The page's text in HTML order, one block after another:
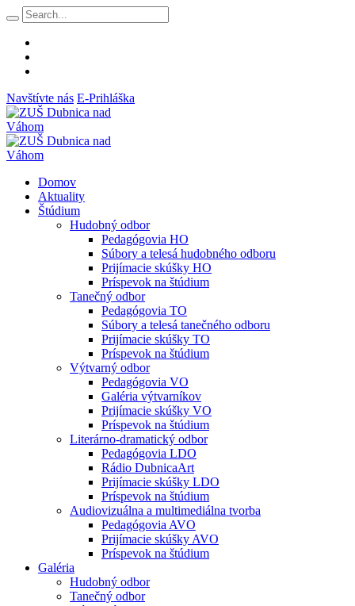
Navštívte nás E-Prihláška
Domov
Aktuality
Štúdium
Hudobný odbor
Pedagógovia HO
Súbory a telesá hudobného odboru
Prijímacie skúšky HO
Príspevok na štúdium
Tanečný odbor
Pedagógovia TO
Súbory a telesá tanečného odboru
Prijímacie skúšky TO
Príspevok na štúdium
Výtvarný odbor
Pedagógovia VO
Galéria výtvarníkov
Prijímacie skúšky VO
Príspevok na štúdium
Literárno-dramatický odbor
Pedagógovia LDO
Rádio DubnicaArt
Prijímacie skúšky LDO
Príspevok na štúdium
Audiovizuálna a multimediálna tvorba
Pedagógovia AVO
Prijímacie skúšky AVO
Príspevok na štúdium
Galéria
Hudobný odbor
Tanečný odbor